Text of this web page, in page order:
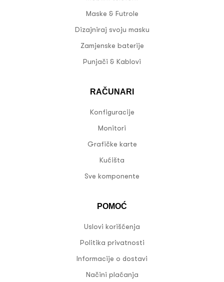
Maske & Futrole
Dizajniraj svoju masku
Zamjenske baterije
Punjači & Kablovi
RAČUNARI
Konfiguracije
Monitori
Grafičke karte
Kućišta
Sve komponente
POMOĆ
Uslovi korišćenja
Politika privatnosti
Informacije o dostavi
Načini plaćanja